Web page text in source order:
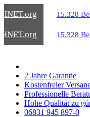
.org 15.328
.org 15.328
2 Jahre Garantie
Kostenfreier
Professionelle
Hohe Qualität zu
06831 945 897-0